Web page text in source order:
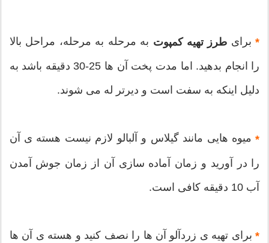
*برای طرز تهیه کمپوت به مرحله به مرحله، مراحل بالا
را انجام بدهید. اما مدت پخت آن ها 25-30 دقیقه باشد به
دلیل اینکه به سفت است و دیرتر له می شوند.
* میوه هایی مانند گیلاس و آلبالو لازم نیست هسته ی آن
را در آورید و زمان آماده سازی آن از زمان جوش آمدن
آب 10 دقیقه کافی است.
* برای تهیه ی زردآلو آن ها را نصف کنید و هسته ی آن ها